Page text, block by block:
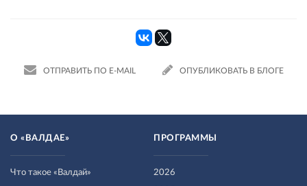
ОТПРАВИТЬ ПО E-MAIL ОПУБЛИКОВАТЬ В БЛОГЕ
О «ВАЛДАЕ»
Что такое «Валдай»
ПРОГРАММЫ
2026